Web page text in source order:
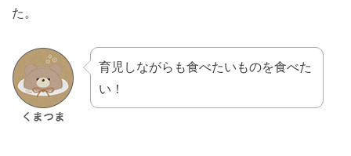
た。
育児しながらも食べたいものを食べた
い！